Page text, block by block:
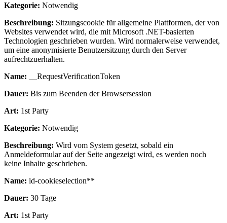
Kategorie: Notwendig
Beschreibung: Sitzungscookie für allgemeine Plattformen, der von
Websites verwendet wird, die mit Microsoft .NET-basierten
Technologien geschrieben wurden. Wird normalerweise verwendet,
um eine anonymisierte Benutzersitzung durch den Server
aufrechtzuerhalten.
Name: __RequestVerificationToken
Dauer: Bis zum Beenden der Browsersession
Art: 1st Party
Kategorie: Notwendig
Beschreibung: Wird vom System gesetzt, sobald ein
Anmeldeformular auf der Seite angezeigt wird, es werden noch
keine Inhalte geschrieben.
Name: ld-cookieselection**
Dauer: 30 Tage
Art: 1st Party